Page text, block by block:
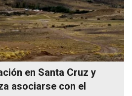
en Santa Cruz y
asociarse con el